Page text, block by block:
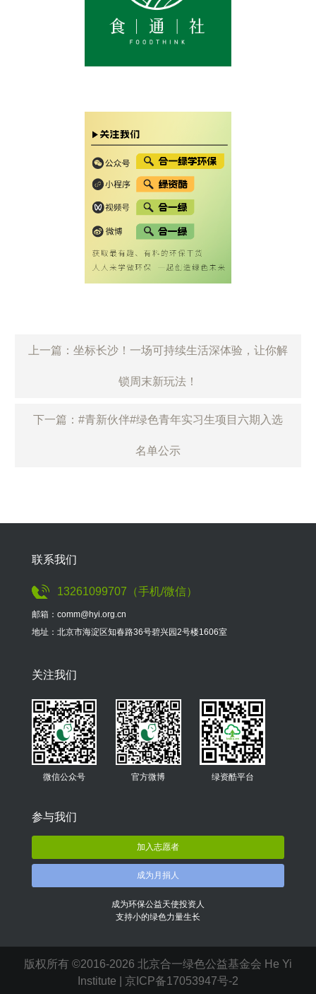
上一篇：坐标长沙！一场可持续生活深体验，让你解
锁周末新玩法！
下一篇：#青新伙伴#绿色青年实习生项目六期入选
名单公示
联系我们
13261099707（手机/微信）
邮箱：comm@hyi.org.cn
地址：北京市海淀区知春路36号碧兴园2号楼1606室
关注我们
微信公众号 官方微博 绿资酷平台
参与我们
加入志愿者
成为月捐人
成为环保公益天使投资人
支持小的绿色力量生长
版权所有 ©2016-2026 北京合一绿色公益基金会 He Yi
Institute | 京ICP备17053947号-2